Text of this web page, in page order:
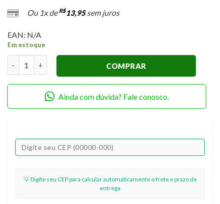
Ou 1x de R$13,95sem juros
EAN: N/A
Em estoque
COMPRAR
Ainda com dúvida? Fale conosco.
💡 Digite seu CEP para calcular automaticamente o frete e prazo de
entrega